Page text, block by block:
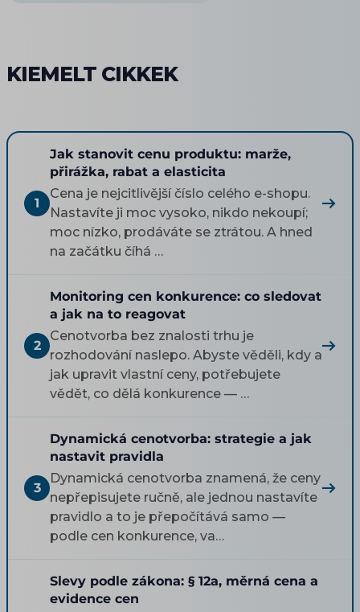
KIEMELT CIKKEK
1
Jak stanovit cenu produktu: marže,
přirážka, rabat a elasticita
Cena je nejcitlivější číslo celého e-shopu.
Nastavíte ji moc vysoko, nikdo nekoupí;
moc nízko, prodáváte se ztrátou. A hned
na začátku číhá …
2
Monitoring cen konkurence: co sledovat
a jak na to reagovat
Cenotvorba bez znalosti trhu je
rozhodování naslepo. Abyste věděli, kdy a
jak upravit vlastní ceny, potřebujete
vědět, co dělá konkurence — …
3
Dynamická cenotvorba: strategie a jak
nastavit pravidla
Dynamická cenotvorba znamená, že ceny
nepřepisujete ručně, ale jednou nastavíte
pravidlo a to je přepočítává samo —
podle cen konkurence, va…
Slevy podle zákona: § 12a, měrná cena a
evidence cen